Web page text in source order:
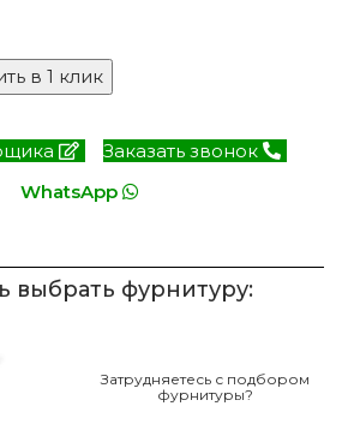
в 1 клик
Заказать звонок
WhatsApp
выбрать фурнитуру:
Затрудняетесь с подбором
фурнитуры?